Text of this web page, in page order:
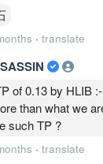
· translate
of 0.13 by HLIB
than what we
such TP ?
· translate